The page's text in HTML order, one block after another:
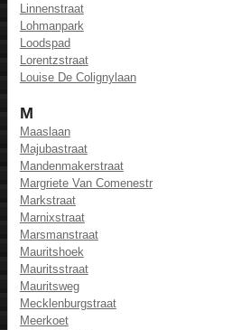
Linnenstraat
Lohmanpark
Loodspad
Lorentzstraat
Louise De Colignylaan
M
Maaslaan
Majubastraat
Mandenmakerstraat
Margriete Van Comenestr
Markstraat
Marnixstraat
Marsmanstraat
Mauritshoek
Mauritsstraat
Mauritsweg
Mecklenburgstraat
Meerkoet